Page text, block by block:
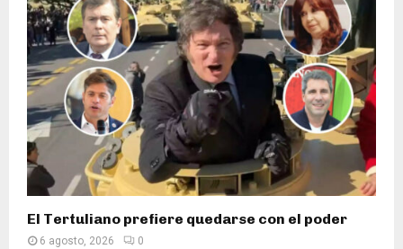
El Tertuliano prefiere quedarse con el poder
6 agosto, 2026 0